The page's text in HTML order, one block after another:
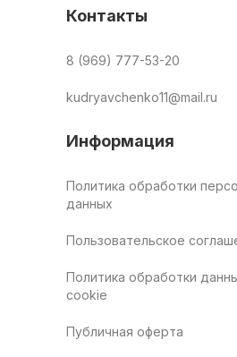
Контакты
8 (969) 777-53-20
kudryavchenko11@mail.ru
Информация
Политика обработки
данных
Пользовательское
Политика обработки
cookie
Публичная оферта